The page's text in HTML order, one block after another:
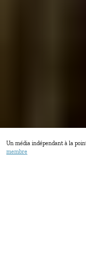
Un média indépendant à la
membre